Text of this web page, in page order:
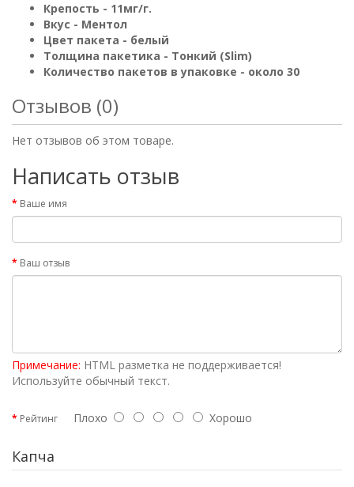
Крепость - 11мг/г.
Вкус - Ментол
Цвет пакета - белый
Толщина пакетика - Тонкий (Slim)
Количество пакетов в упаковке - около 30
Отзывов (0)
Нет отзывов об этом товаре.
Написать отзыв
Ваше имя
Ваш отзыв
Примечание: HTML разметка не поддерживается!
Используйте обычный текст.
Рейтинг Плохо Хорошо
Капча